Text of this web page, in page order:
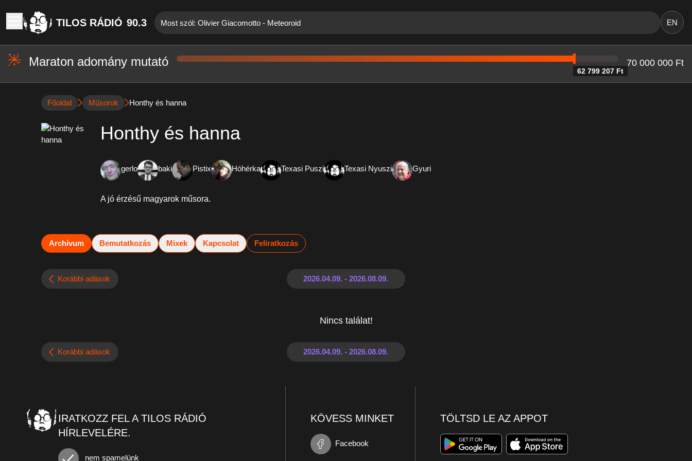
TILOS RÁDIÓ 90.3 Most szól: Olivier Giacomotto - Meteoroid EN
Maraton adomány mutató
62 799 207 Ft
70 000 000 Ft
Főoldal Műsorok Honthy és hanna
Honthy és hanna
gerlo baki Pistix Hóhérka Texasi Puszi Texasi Nyuszi Gyuri
A jó érzésű magyarok műsora.
Archívum Bemutatkozás Mixek Kapcsolat Feliratkozás
Korábbi adások
Nincs találat!
Korábbi adások
IRATKOZZ FEL A TILOS RÁDIÓ
HÍRLEVELÉRE.
nem spamelünk
KÖVESS MINKET
Facebook
TÖLTSD LE AZ APPOT